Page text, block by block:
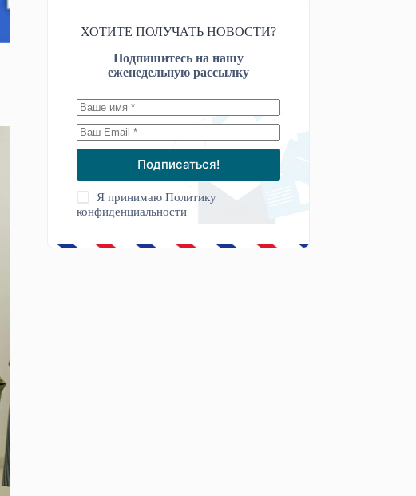
ХОТИТЕ ПОЛУЧАТЬ НОВОСТИ?
Подпишитесь на нашу
еженедельную рассылку
Подписаться!
Я принимаюПолитику
конфиденциальности